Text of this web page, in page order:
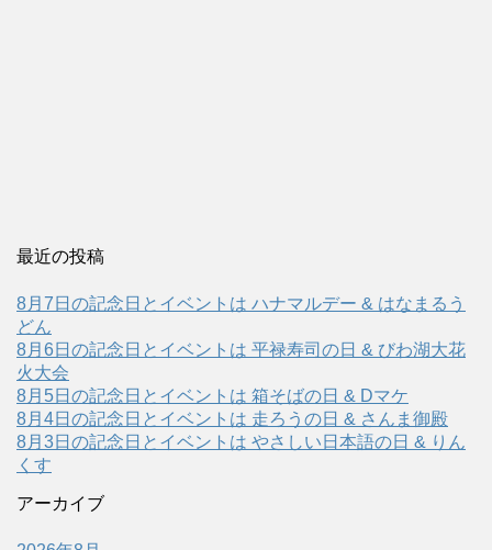
最近の投稿
8月7日の記念日とイベントは ハナマルデー & はなまるう
どん
8月6日の記念日とイベントは 平禄寿司の日 & びわ湖大花
火大会
8月5日の記念日とイベントは 箱そばの日 & Dマケ
8月4日の記念日とイベントは 走ろうの日 & さんま御殿
8月3日の記念日とイベントは やさしい日本語の日 & りん
くす
アーカイブ